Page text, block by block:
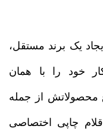
یک برند مستقل،
خود را با همان
محصولاتش از جمله
چاپی اختصاصی